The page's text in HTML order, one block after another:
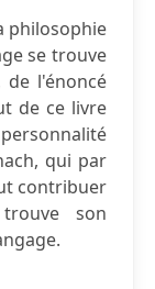
philosophie
se trouve
l'énoncé
de ce livre
qui par
contribuer
son